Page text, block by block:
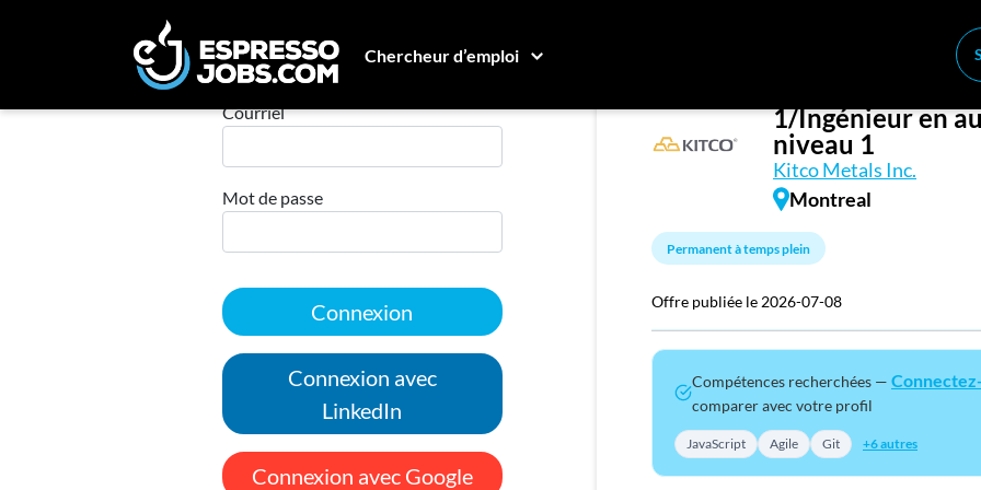
Chercheur d’emploi
Connexion
Courriel
Mot de passe
Connexion
Connexion avec
LinkedIn
Connexion avec Google
QA Automation
1/Ingénieur en
niveau 1
Kitco Metals Inc.
Montreal
Permanent à temps plein
Offre publiée le 2026-07-08
Compétences recherchées —
comparer avec votre profil
JavaScript Agile Git +6 autres